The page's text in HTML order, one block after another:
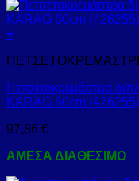
+
Πετσετοκρεμάστρα
KARAG 60cm (426255)
97,86 €
ΑΜΕΣΑ ΔΙΑΘΕΣΙΜΟ